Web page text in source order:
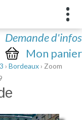
Demande d'infos
Mon panier
› Bordeaux› Zoom